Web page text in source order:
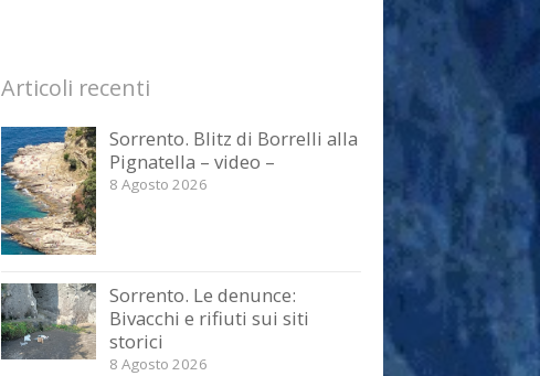
Articoli recenti
Sorrento. Blitz di Borrelli alla
Pignatella – video –
8 Agosto 2026
Sorrento. Le denunce:
Bivacchi e rifiuti sui siti
storici
8 Agosto 2026